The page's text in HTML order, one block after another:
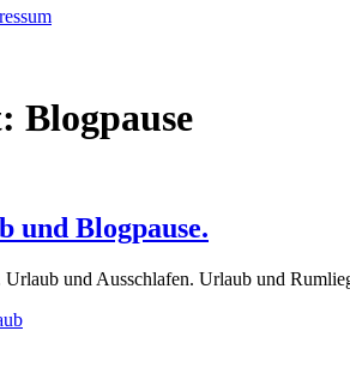
Blogpause
und Blogpause.
und Ausschlafen. Urlaub und